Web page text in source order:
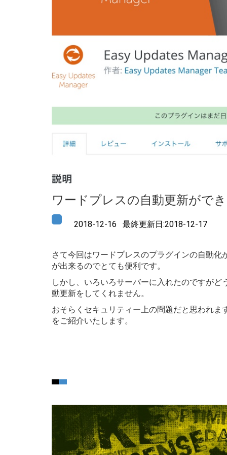
ワードプレスの自動更新がで
2018-12-16 最終更新日:2018-12-17
さて今回はワードプレスのプラグインの自動
が出来るのでとても便利です。
しかし、いろいろサーバーに入れたのですが
動更新をしてくれません。
おそらくセキュリティー上の問題だと思われ
をご紹介いたします。